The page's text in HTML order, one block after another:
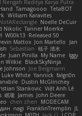
Nengah Raditya Karya Putra
Tamagoooo TetaBOT
William Karavites
NotARectangle Noelle DeCuir
Nikolic Tanner Moerke
W00k13 Released 50
Mattox Jon Martello
Jan
Sebastian 暁子 清水
Juan Pinilla My Name Iggy
Wilkie BlackSkyNinja
Johnson Joe Bergmann
Luke White Yannick falgn0n
Dustin McGlinchey
Stankovic Việt Anh Lê
眠瓏 James John Deere
chen zhen
MODECAM
nagi FranklinTremplin JL